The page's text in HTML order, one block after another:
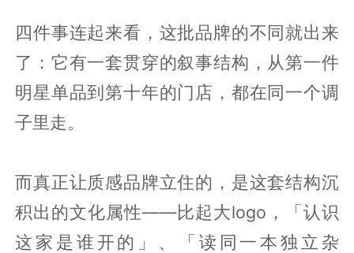
四件事连起来看，这批品牌的不同就出来
了：它有一套贯穿的叙事结构，从第一件
明星单品到第十年的门店，都在同一个调
子里走。
而真正让质感品牌立住的，是这套结构沉
积出的文化属性——比起大logo，「认识
这家是谁开的」、「读同一本独立杂